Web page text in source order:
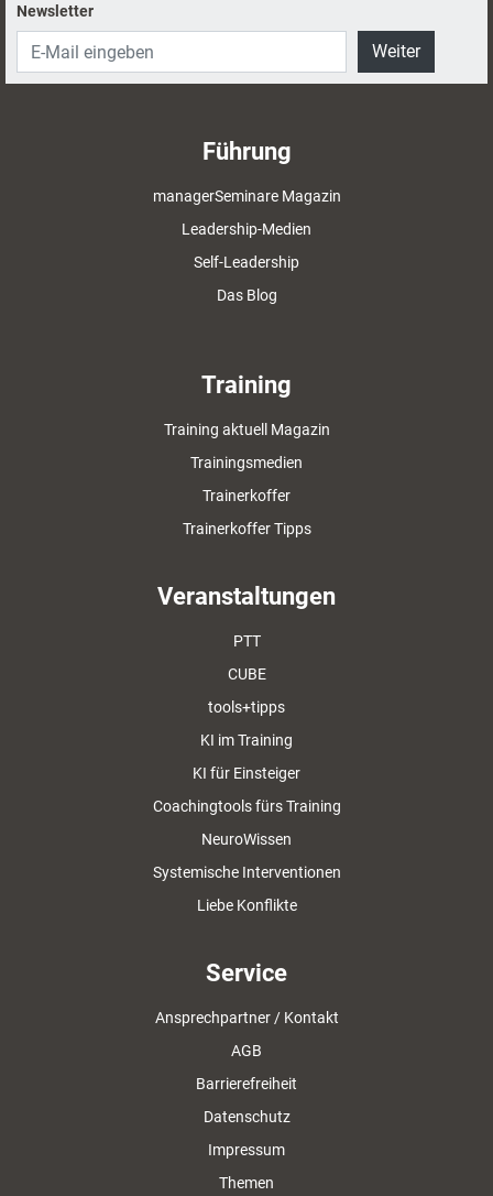
Newsletter
Weiter
Führung
managerSeminare Magazin
Leadership-Medien
Self-Leadership
Das Blog
Training
Training aktuell Magazin
Trainingsmedien
Trainerkoffer
Trainerkoffer Tipps
Veranstaltungen
PTT
CUBE
tools+tipps
KI im Training
KI für Einsteiger
Coachingtools fürs Training
NeuroWissen
Systemische Interventionen
Liebe Konflikte
Service
Ansprechpartner / Kontakt
AGB
Barrierefreiheit
Datenschutz
Impressum
Themen